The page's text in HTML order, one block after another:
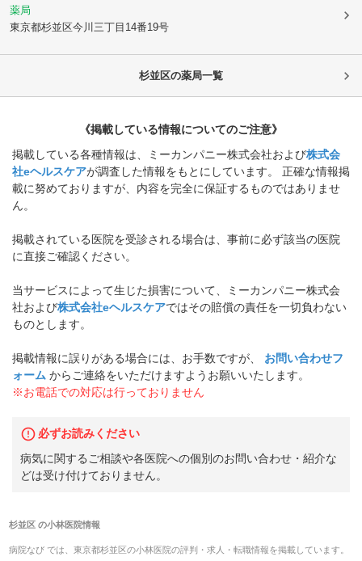
薬局
東京都杉並区今川三丁目14番19号
杉並区の薬局一覧
《掲載している情報についてのご注意》
掲載している各種情報は、ミーカンパニー株式会社および株式会
社eヘルスケアが調査した情報をもとにしています。 正確な情報掲
載に努めておりますが、内容を完全に保証するものではありませ
ん。
掲載されている医院を受診される場合は、事前に必ず該当の医院
に直接ご確認ください。
当サービスによって生じた損害について、ミーカンパニー株式会
社および株式会社eヘルスケアではその賠償の責任を一切負わない
ものとします。
掲載情報に誤りがある場合には、お手数ですが、
お問い合わせフ
ォーム からご連絡をいただけますようお願いいたします。
※お電話での対応は行っておりません
必ずお読みください
病気に関するご相談や各医院への個別のお問い合わせ・紹介な
どは受け付けておりません。
杉並区の小林医院情報
病院なび では、 東京都杉並区の小林医院の評判・求人・転職情報を掲載しています。